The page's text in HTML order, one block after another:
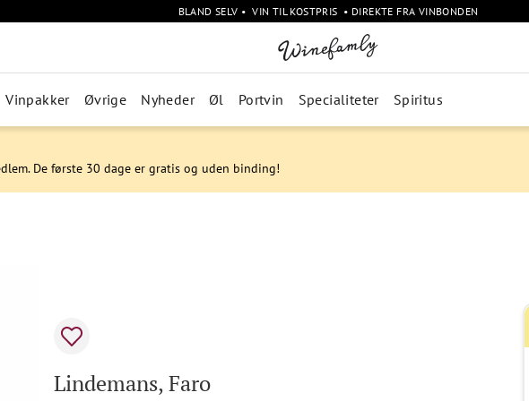
BLAND SELV • VIN TIL KOSTPRIS • DIREKTE FRA VINBONDEN
Vinpakker Øvrige Nyheder Øl Portvin Specialiteter Spiritus
De første 30 dage er gratis og uden binding!
Lindemans, Faro